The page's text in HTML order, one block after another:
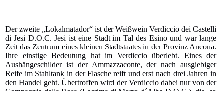
Der zweite „Lokalmatador“ ist der Weißwein Verdiccio dei Castelli
di Jesi D.O.C. Jesi ist eine Stadt im Tal des Esino und war lange
Zeit das Zentrum eines kleinen Stadtstaates in der Provinz Ancona.
Ihre einstige Bedeutung hat im Verdiccio überlebt. Eines der
Aushängeschilder ist der Ammazzaconte, der nach ausgiebiger
Reife im Stahltank in der Flasche reift und erst nach drei Jahren in
den Handel geht. Übertroffen wird der Verdiccio dabei nur von der